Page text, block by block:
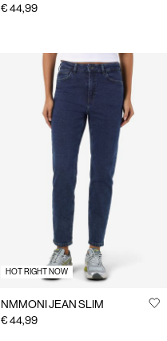
€ 44,99
HOT RIGHT NOW
NMMONI JEAN SLIM
€ 44,99